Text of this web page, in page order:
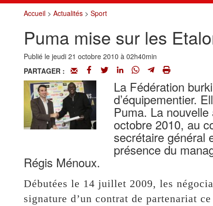
Accueil> Actualités> Sport
Puma mise sur les
Publié le jeudi 21 octobre 2010 à 02h40min
PARTAGER :
La Fédération
d’équipementier.
Puma. La
octobre 2010, au
secrétaire général
présence du
Régis Ménoux.
Débutées le 14 juillet 2009, les
signature d’un contrat de partenariat